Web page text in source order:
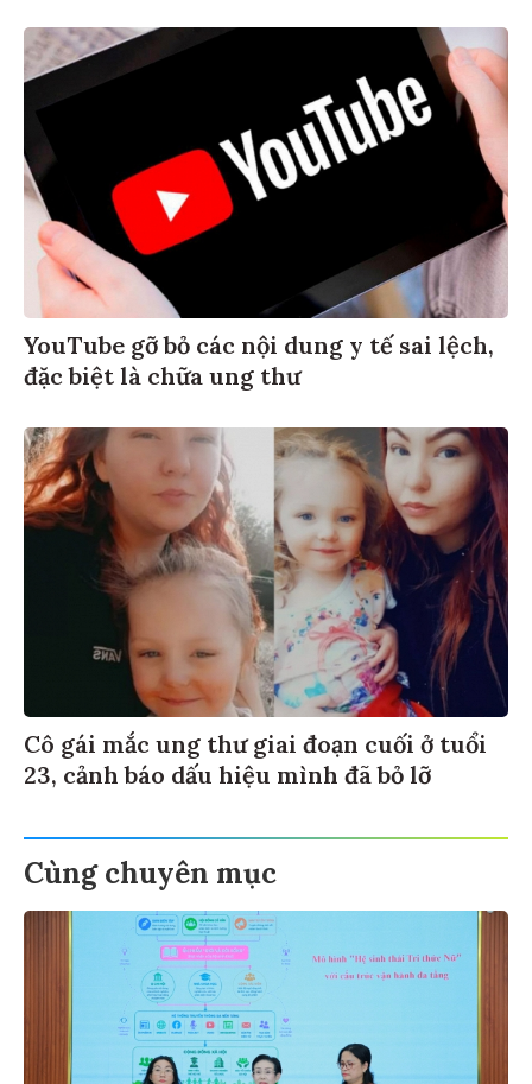
YouTube gỡ bỏ các nội dung y tế sai lệch,
đặc biệt là chữa ung thư
Cô gái mắc ung thư giai đoạn cuối ở tuổi
23, cảnh báo dấu hiệu mình đã bỏ lỡ
Cùng chuyên mục